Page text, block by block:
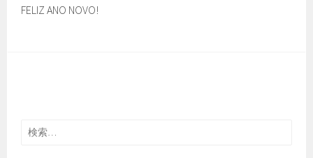
FELIZ ANO NOVO!
検